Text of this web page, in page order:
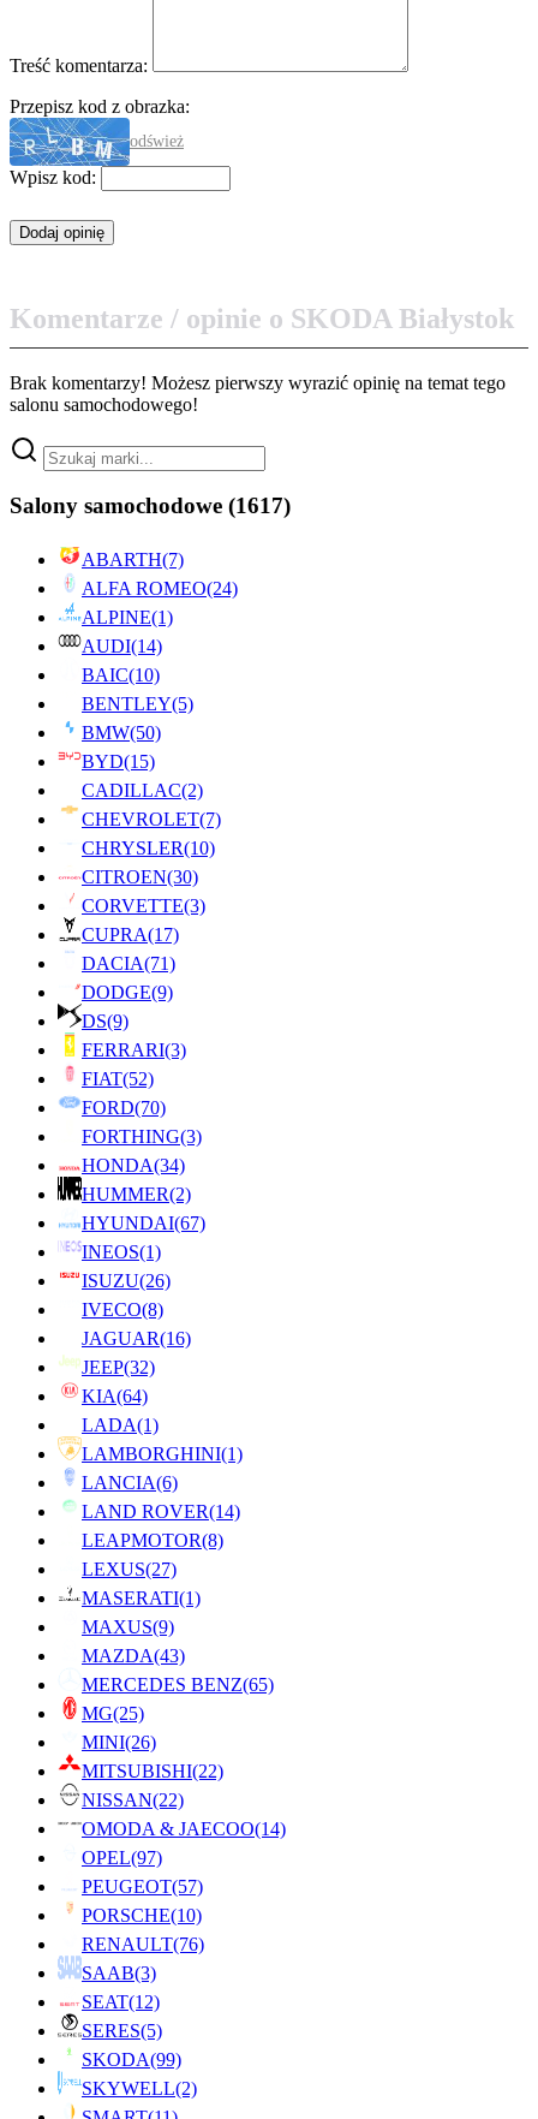
Treść komentarza:
Przepisz kod z obrazka:
odśwież
Wpisz kod:
Komentarze / opinie o SKODA Białystok
Brak komentarzy! Możesz pierwszy wyrazić opinię na temat tego
salonu samochodowego!
Salony samochodowe (1617)
ABARTH(7)
ALFA ROMEO(24)
ALPINE(1)
AUDI(14)
BAIC(10)
BENTLEY(5)
BMW(50)
BYD(15)
CADILLAC(2)
CHEVROLET(7)
CHRYSLER(10)
CITROEN(30)
CORVETTE(3)
CUPRA(17)
DACIA(71)
DODGE(9)
DS(9)
FERRARI(3)
FIAT(52)
FORD(70)
FORTHING(3)
HONDA(34)
HUMMER(2)
HYUNDAI(67)
INEOS(1)
ISUZU(26)
IVECO(8)
JAGUAR(16)
JEEP(32)
KIA(64)
LADA(1)
LAMBORGHINI(1)
LANCIA(6)
LAND ROVER(14)
LEAPMOTOR(8)
LEXUS(27)
MASERATI(1)
MAXUS(9)
MAZDA(43)
MERCEDES BENZ(65)
MG(25)
MINI(26)
MITSUBISHI(22)
NISSAN(22)
OMODA & JAECOO(14)
OPEL(97)
PEUGEOT(57)
PORSCHE(10)
RENAULT(76)
SAAB(3)
SEAT(12)
SERES(5)
SKODA(99)
SKYWELL(2)